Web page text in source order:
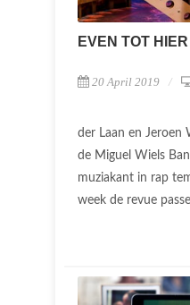
EVEN TOT HIER
20 April 2019
der Laan en Jeroen
de Miguel Wiels
muziakant in rap
week de revue